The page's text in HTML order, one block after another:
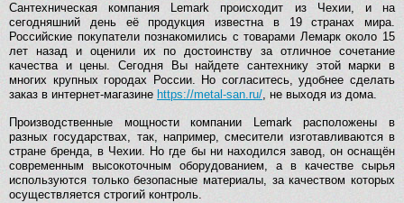
Сантехническая компания Lemark происходит из Чехии, и на
сегодняшний день её продукция известна в 19 странах мира.
Российские покупатели познакомились с товарами Лемарк около 15
лет назад и оценили их по достоинству за отличное сочетание
качества и цены. Сегодня Вы найдете сантехнику этой марки в
многих крупных городах России. Но согласитесь, удобнее сделать
заказ в интернет-магазине https://metal-san.ru/, не выходя из дома.
Производственные мощности компании Lemarkрасположены в
разных государствах, так, например, смесители изготавливаются в
стране бренда, в Чехии. Но где бы ни находился завод, он оснащён
современным высокоточным оборудованием, а в качестве сырья
используются только безопасные материалы, за качеством которых
осуществляется строгий контроль.